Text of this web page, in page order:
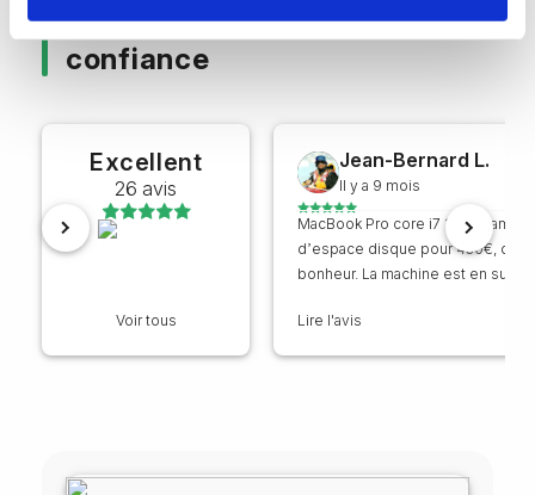
Avis clients : un service de
confiance
Excellent
26 avis
Voir tous
Jean-Bernard L.
Il y a 9 mois
MacBook Pro core i7 16 go ram +
d’espace disque pour 430€, que
bonheur. La machine est en
plus le Mac il est breton, alors que
Lire l'avis